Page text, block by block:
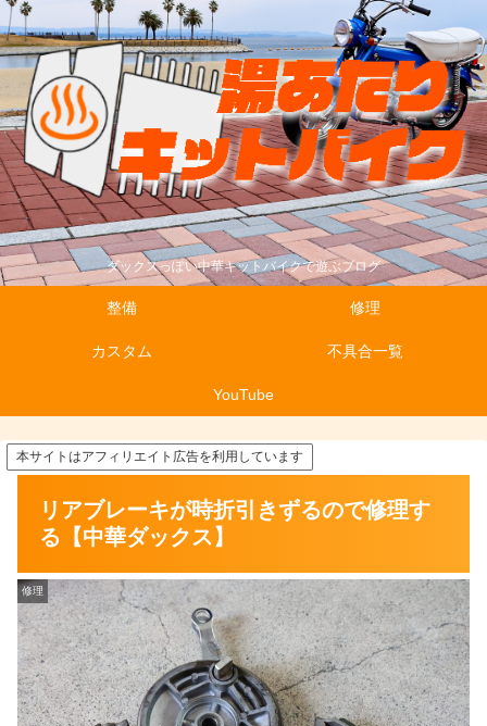
ダックスっぽい中華キットバイクで遊ぶブログ
整備 修理
カスタム 不具合一覧
YouTube
本サイトはアフィリエイト広告を利用しています
リアブレーキが時折引きずるので修理す
る【中華ダックス】
修理